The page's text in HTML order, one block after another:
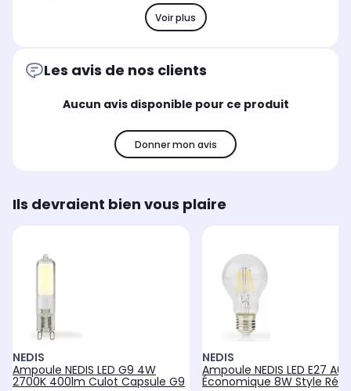
Voir plus
Les avis de nos clients
Aucun avis disponible pour ce produit
Donner mon avis
Ils devraient bien vous plaire
NEDIS
Ampoule NEDIS LED G9 4W
2700K 400lm Culot Capsule G9
NEDIS
Ampoule NEDIS LED E27 A60
Économique 8W Style